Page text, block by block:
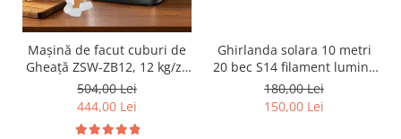
Mașină de facut cuburi de
Gheață ZSW-ZB12, 12 kg/zi,
Rezervor 1.2L, Panou Tactil,
Design Compact, Negru
504,00 Lei
444,00 Lei
Ghirlanda solara 10 metri
20 bec S14 filament lumina
calda
180,00 Lei
150,00 Lei